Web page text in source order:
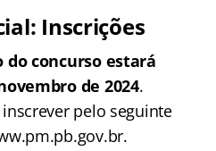
Inscrições
do concurso estará
de 2024.
pelo seguinte